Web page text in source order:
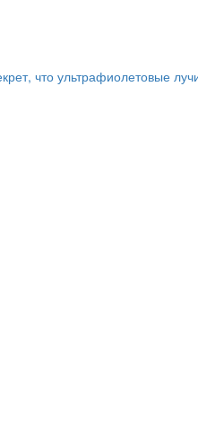
что ультрафиолетовые